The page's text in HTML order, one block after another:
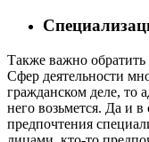
Также важно
Сфер деятельности
гражданском деле, то
него возьмется. Да и
предпочтения